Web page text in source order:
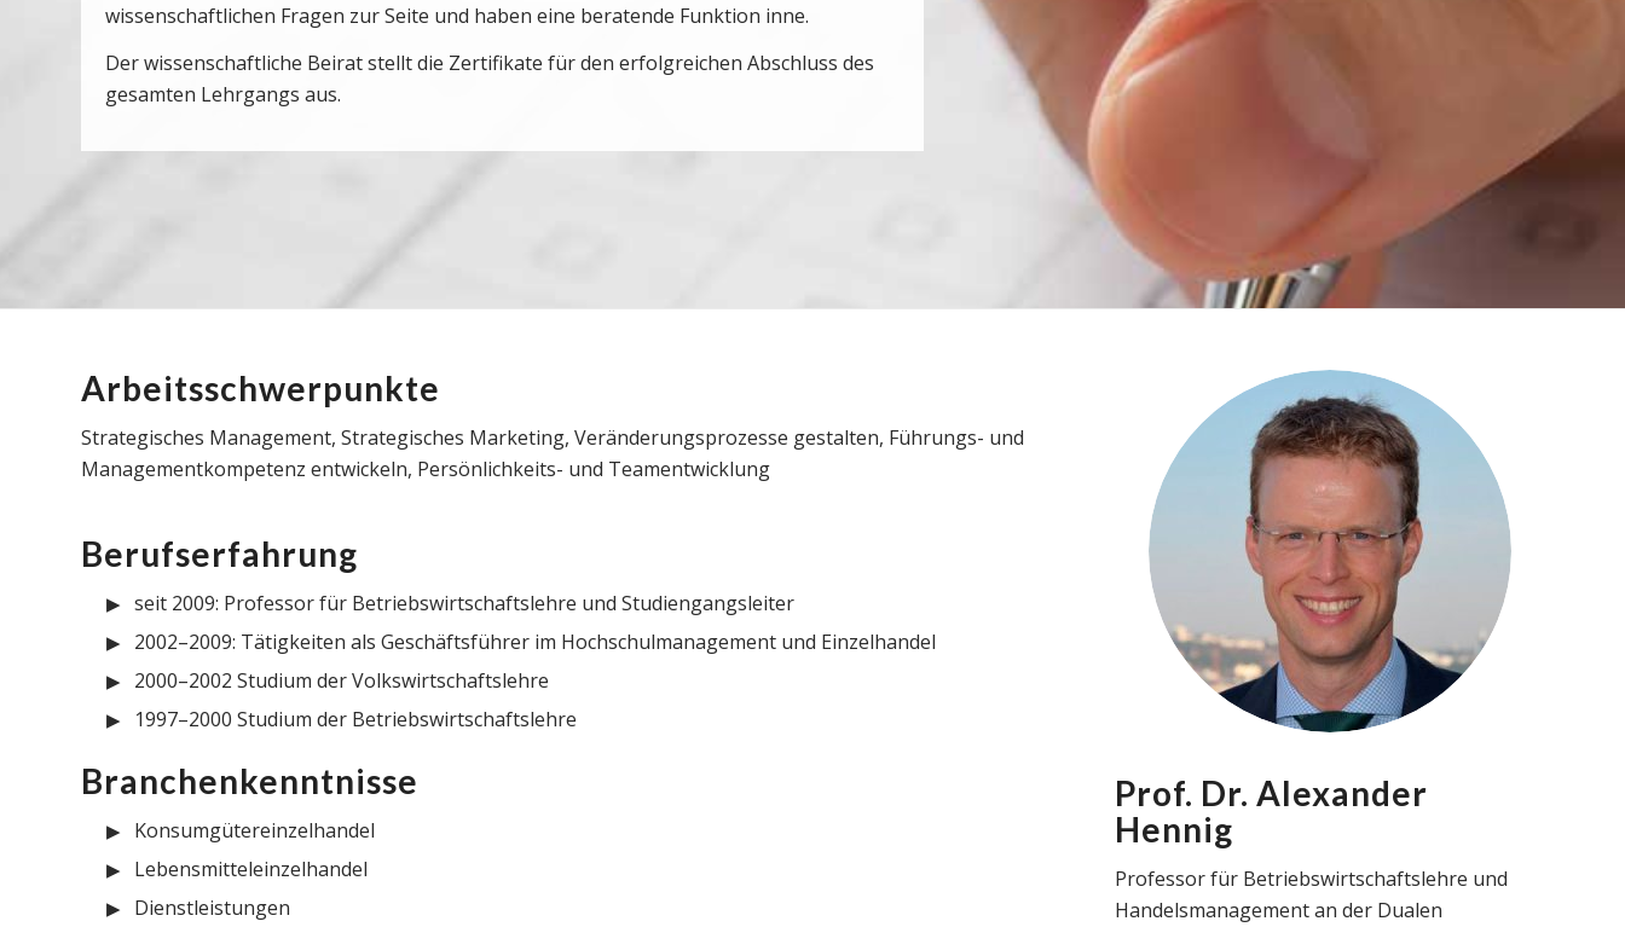
wissenschaftlichen Fragen zur Seite und haben eine beratende Funktion inne.
Der wissenschaftliche Beirat stellt die Zertifikate für den erfolgreichen Abschluss des
gesamten Lehrgangs aus.
Arbeitsschwerpunkte
Strategisches Management, Strategisches Marketing, Veränderungsprozesse gestalten, Führungs- und
Managementkompetenz entwickeln, Persönlichkeits- und Teamentwicklung
Berufserfahrung
seit 2009: Professor für Betriebswirtschaftslehre und Studiengangsleiter
2002–2009: Tätigkeiten als Geschäftsführer im Hochschulmanagement und Einzelhandel
2000–2002 Studium der Volkswirtschaftslehre
1997–2000 Studium der Betriebswirtschaftslehre
Branchenkenntnisse
Konsumgütereinzelhandel
Lebensmitteleinzelhandel
Dienstleistungen
Prof. Dr. Alexander
Hennig
Professor für Betriebswirtschaftslehre und
Handelsmanagement an der Dualen